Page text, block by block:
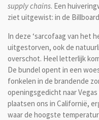
supply chains. Een
ziet uitgewist: in de
In deze ‘sarcofaag van het
uitgestorven, ook de
overschot. Heel letterlijk
De bundel opent in een
fonkelen in de brandende
openingsgedicht naar
plaatsen ons in Californië,
waar de hoogste